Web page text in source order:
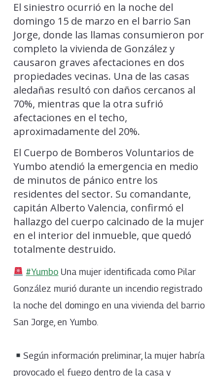
El siniestro ocurrió en la noche del
domingo 15 de marzo en el barrio San
Jorge, donde las llamas consumieron por
completo la vivienda de González y
causaron graves afectaciones en dos
propiedades vecinas. Una de las casas
aledañas resultó con daños cercanos al
70%, mientras que la otra sufrió
afectaciones en el techo,
aproximadamente del 20%.
El Cuerpo de Bomberos Voluntarios de
Yumbo atendió la emergencia en medio
de minutos de pánico entre los
residentes del sector. Su comandante,
capitán Alberto Valencia, confirmó el
hallazgo del cuerpo calcinado de la mujer
en el interior del inmueble, que quedó
totalmente destruido.
#Yumbo Una mujer identificada como Pilar
González murió durante un incendio registrado
la noche del domingo en una vivienda del barrio
San Jorge, en Yumbo.
Según información preliminar, la mujer habría
provocado el fuego dentro de la casa y